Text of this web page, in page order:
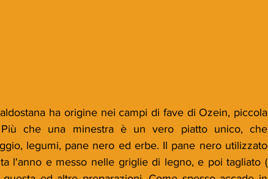
ha origine nei campi di fave di Ozein, piccola
che una minestra è un vero piatto unico, che
legumi, pane nero ed erbe. Il pane nero utilizzato
l'anno e messo nelle griglie di legno, e poi tagliato (